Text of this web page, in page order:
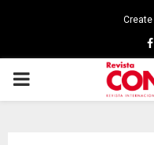
PRIMARY